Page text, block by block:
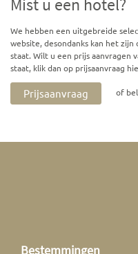
Mist u een hotel?
We hebben een uitgebreide
website, desondanks kan het
staat. Wilt u een prijs aanvragen
staat, klik dan op prijsaanvraag
Prijsaanvraag of bel
Bestemmingen